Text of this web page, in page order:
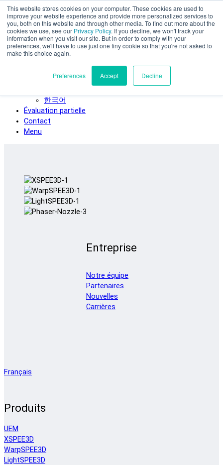
This website stores cookies on your computer. These cookies are used to
improve your website experience and provide more personalized services to
you, both on this website and through other media. To find out more about the
cookies we use, see our Privacy Policy. If you decline, we won't track your
information when you visit our site. But in order to comply with your
preferences, we'll have to use just one tiny cookie so that you're not asked to
make this choice again.
Preferences Accept Decline
Skip to main content
SPEE3D
Français
English
Español
Italiano
한국어
Évaluation partielle
Contact
Menu
Entreprise
Notre équipe
Partenaires
Nouvelles
Carrières
Français
Produits
UEM
XSPEE3D
WarpSPEE3D
LightSPEE3D